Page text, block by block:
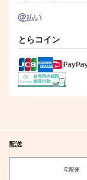
とらコイン
配送
宅配便